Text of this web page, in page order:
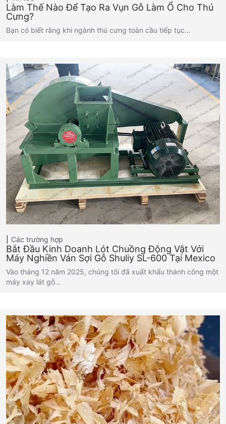
Làm Thế Nào Để Tạo Ra Vụn Gỗ Làm Ổ Cho Thú
Cưng?
Bạn có biết rằng khi ngành thú cưng toàn cầu tiếp tục…
Các trường hợp
Bắt Đầu Kinh Doanh Lót Chuồng Động Vật Với
Máy Nghiền Ván Sợi Gỗ Shuliy SL-600 Tại Mexico
Vào tháng 12 năm 2025, chúng tôi đã xuất khẩu thành công một
máy xay lát gỗ…